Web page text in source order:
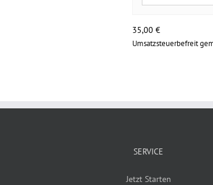
35,00 €
Umsatzsteuerbefreit
SERVICE
Jetzt Starten